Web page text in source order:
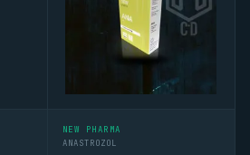
NEW PHARMA
ANASTROZOL